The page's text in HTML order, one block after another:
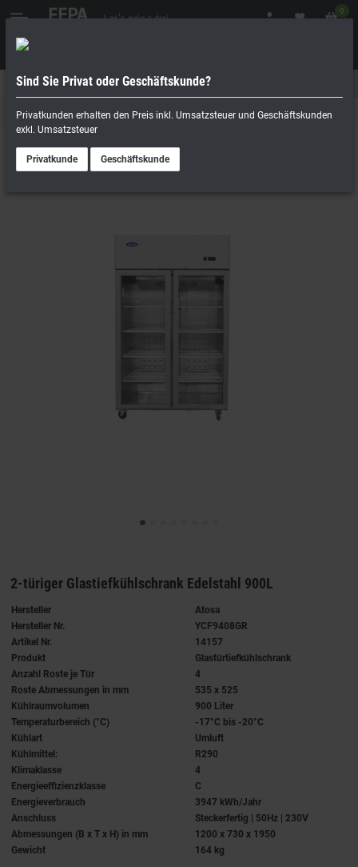
0
Geschäftskunde
Tiefkühlschrank
2-türiger Glastiefkühlschrank Edelstahl 900L
Hersteller
Atosa
Hersteller Nr.
YCF9408GR
Artikel Nr.
14157
Produkt
Glastürtiefkühlschrank
Anzahl Roste je Tür
4
Roste Abmessungen in mm
535 x 525
Kühlraumvolumen
900 Liter
Temperaturbereich (°C)
-17°C bis -20°C
Kühlart
Umluft
Kühlmittel:
R290
Klimaklasse
4
Energieeffizienzklasse
C
Energieverbrauch
3947 kWh/Jahr
Anschluss
Steckerfertig | 50Hz | 230V
Abmessungen (B x T x H) in mm
1200 x 730 x 1950
Gewicht
164 kg
Sind Sie Privat oder Geschäftskunde?
Privatkunden erhalten den Preis inkl. Umsatzsteuer und Geschäftskunden
exkl. Umsatzsteuer
Privatkunde Geschäftskunde